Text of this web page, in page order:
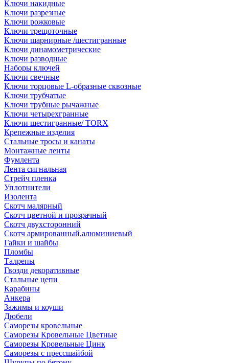
Ключи накидные
Ключи разрезные
Ключи рожковые
Ключи трещоточные
Ключи шарнирные /шестигранные
Ключи динамометрические
Ключи разводные
Наборы ключей
Ключи свечные
Ключи торцовые L-образные сквозные
Ключи трубчатые
Ключи трубные рычажные
Ключи четырехгранные
Ключи шестигранные/ TORX
Крепежные изделия
Стальные тросы и канаты
Монтажные ленты
Фумлента
Лента сигнальная
Стрейч пленка
Уплотнители
Изолента
Скотч малярный
Скотч цветной и прозрачный
Скотч двухсторонний
Скотч армированный,алюминиевый
Гайки и шайбы
Пломбы
Талрепы
Гвозди декоративные
Стальные цепи
Карабины
Анкера
Зажимы и коуши
Дюбели
Саморезы кровельные
Саморезы Кровельные Цветные
Саморезы Кровельные Цинк
Саморезы с прессшайбой